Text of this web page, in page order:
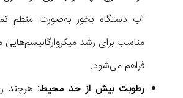
آب دستگاه بخور به‌صورت منظم
مناسب برای رشد میکروارگانیسم‌هایی
فراهم می‌شود.
رطوبت بیش از حد محیط:هرچند